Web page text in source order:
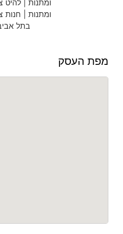
מפת העסק